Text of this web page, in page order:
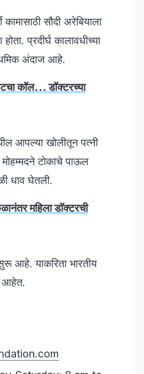
सौदी अरेबियाला
प्रदीर्घ कालावधीच्या
अंदाज आहे.
कॉल... डॉक्टरच्या
आपल्या खोलीतून पत्नी
मोहम्मदने टोकाचे पाऊल
धाव घेतली.
महिला डॉक्टरची
आहे. याकरिता भारतीय
आहेत.